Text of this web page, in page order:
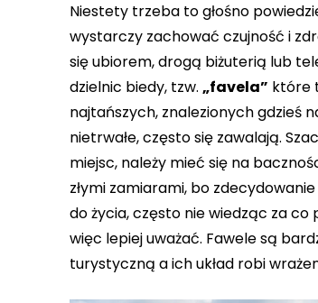
Niestety trzeba to głośno
wystarczy zachować czujność i
się ubiorem, drogą biżuterią lub
dzielnic biedy, tzw. „favela” które
najtańszych, znalezionych gdzieś
nietrwałe, często się zawalają.
miejsc, należy mieć się na
złymi zamiarami, bo
do życia, często nie wiedząc za
więc lepiej uważać. Fawele są
turystyczną a ich układ robi